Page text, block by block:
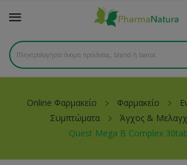
Online Φαρμακείο Φαρμακείο
Συμπτώματα
Άγχος &
Quest Mega B Complex